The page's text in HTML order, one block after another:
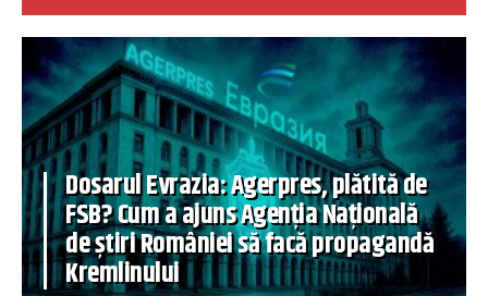
Dosarul Evrazia: Agerpres, plătită de
FSB? Cum a ajuns Agenția Națională
de știri României să facă propagandă
Kremlinului